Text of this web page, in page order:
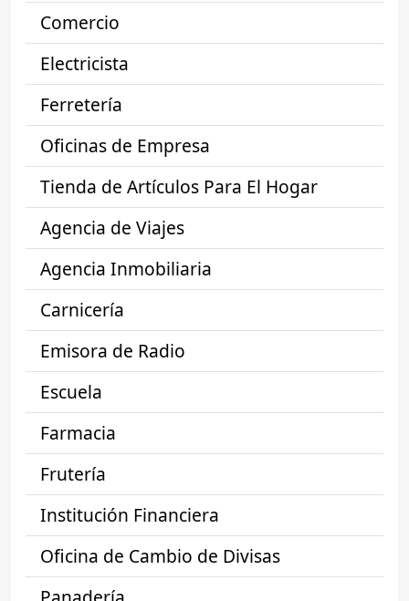
Comercio
Electricista
Ferretería
Oficinas de Empresa
Tienda de Artículos Para El Hogar
Agencia de Viajes
Agencia Inmobiliaria
Carnicería
Emisora de Radio
Escuela
Farmacia
Frutería
Institución Financiera
Oficina de Cambio de Divisas